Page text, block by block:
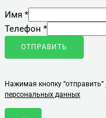
Имя *
Телефон *
ОТПРАВИТЬ
Нажимая кнопку “отправить”
персональных данных